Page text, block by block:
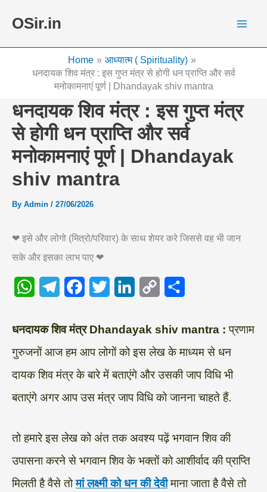
OSir.in
Home
आध्यात्म ( Spirituality)
धनदायक शिव मंत्र : इस गुप्त मंत्र से होगी धन प्राप्ति और सर्व
मनोकामनाएं पूर्ण | Dhandayak shiv mantra
धनदायक शिव मंत्र : इस गुप्त मंत्र
से होगी धन प्राप्ति और सर्व
मनोकामनाएं पूर्ण | Dhandayak
shiv mantra
By Admin / 27/06/2026
❤ इसे और लोगो (मित्रो/परिवार) के साथ शेयर करे जिससे वह भी जान
सके और इसका लाभ पाए ❤
W
a
t
s
l
e
g
c
e
i
t
n
k
e
p
y
a
r
धनदायक शिव मंत्र Dhandayak shiv mantra : प्रणाम
गुरुजनों आज हम आप लोगों को इस लेख के माध्यम से धन
दायक शिव मंत्र के बारे में बताएंगे और उसकी जाप विधि भी
बताएंगे अगर आप उस मंत्र जाप विधि को जानना चाहते हैं.
तो हमारे इस लेख को अंत तक अवश्य पढ़ें भगवान शिव की
उपासना करने से भगवान शिव के भक्तों को आशीर्वाद की प्राप्ति
मिलती है वैसे तो मां लक्ष्मी को धन की देवीमाना जाता है वैसे तो